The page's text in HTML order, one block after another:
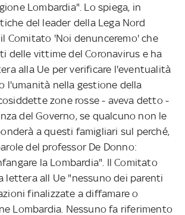
Lombardia". Lo spiega, in
del leader della Lega Nord
Comitato 'Noi denunceremo' che
delle vittime del Coronavirus e ha
alla Ue per verificare l'eventualità
l'umanità nella gestione della
zone rosse - aveva detto -
del Governo, se qualcuno non le
a questi famigliari sul perché,
del professor De Donno:
la Lombardia". Il Comitato
lettera all Ue "nessuno dei parenti
finalizzate a diffamare o
Lombardia. Nessuno fa riferimento